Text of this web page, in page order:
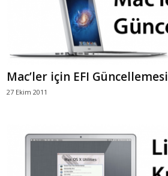
Mac’ler için EFI Güncellemesi
27 Ekim 2011